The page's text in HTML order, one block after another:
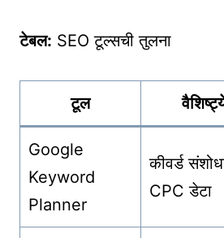
टेबल: SEO टूल्सची तुलना
टूल
Google
Keyword
Planner
कीवर्ड
CPC डेटा